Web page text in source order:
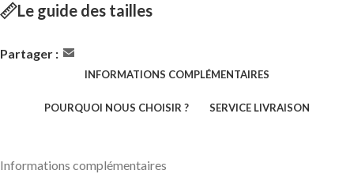
Le guide des tailles
Partager :
INFORMATIONS COMPLÉMENTAIRES
POURQUOI NOUS CHOISIR ? SERVICE LIVRAISON
Informations complémentaires